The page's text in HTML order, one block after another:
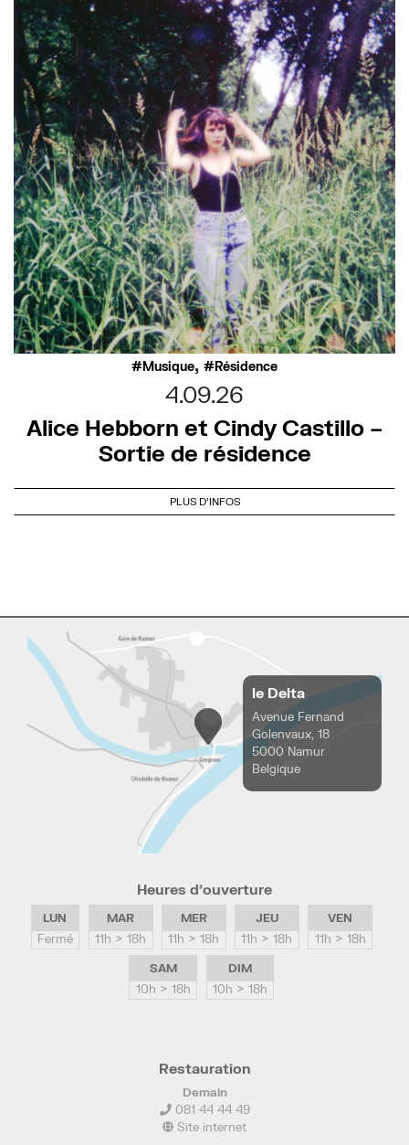
Musique, Résidence
4.09.26
Alice Hebborn et Cindy Castillo –
Sortie de résidence
PLUS D'INFOS
le Delta
Avenue Fernand
Golenvaux, 18
5000 Namur
Belgique
Heures d’ouverture
LUN
Fermé
MAR
11h > 18h
MER
11h > 18h
JEU
11h > 18h
VEN
11h > 18h
SAM
10h > 18h
DIM
10h > 18h
Restauration
Demain
081 44 44 49
Site internet